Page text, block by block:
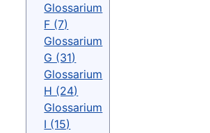
Glossarium
F (7)
Glossarium
G (31)
Glossarium
H (24)
Glossarium
I (15)